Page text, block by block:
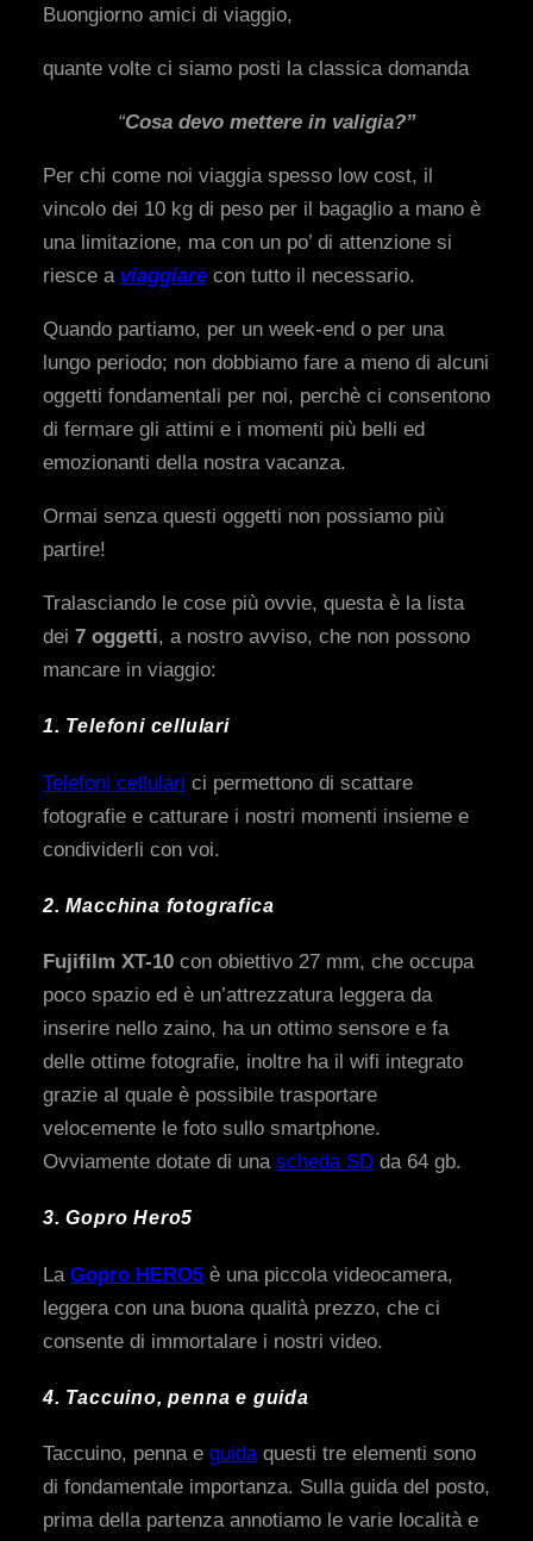
Buongiorno amici di viaggio,
quante volte ci siamo posti la classica domanda
“Cosa devo mettere in valigia?”
Per chi come noi viaggia spesso low cost, il
vincolo dei 10 kg di peso per il bagaglio a mano è
una limitazione, ma con un po’ di attenzione si
riesce a viaggiare con tutto il necessario.
Quando partiamo, per un week-end o per una
lungo periodo; non dobbiamo fare a meno di alcuni
oggetti fondamentali per noi, perchè ci consentono
di fermare gli attimi e i momenti più belli ed
emozionanti della nostra vacanza.
Ormai senza questi oggetti non possiamo più
partire!
Tralasciando le cose più ovvie, questa è la lista
dei 7 oggetti, a nostro avviso, che non possono
mancare in viaggio:
1. Telefoni cellulari
Telefoni cellulari ci permettono di scattare
fotografie e catturare i nostri momenti insieme e
condividerli con voi.
2. Macchina fotografica
Fujifilm XT-10 con obiettivo 27 mm, che occupa
poco spazio ed è un’attrezzatura leggera da
inserire nello zaino, ha un ottimo sensore e fa
delle ottime fotografie, inoltre ha il wifi integrato
grazie al quale è possibile trasportare
velocemente le foto sullo smartphone.
Ovviamente dotate di una scheda SD da 64 gb.
3. Gopro Hero5
La Gopro HERO5 è una piccola videocamera,
leggera con una buona qualità prezzo, che ci
consente di immortalare i nostri video.
4. Taccuino, penna e guida
Taccuino, penna e guidaquesti tre elementi sono
di fondamentale importanza. Sulla guida del posto,
prima della partenza annotiamo le varie località e